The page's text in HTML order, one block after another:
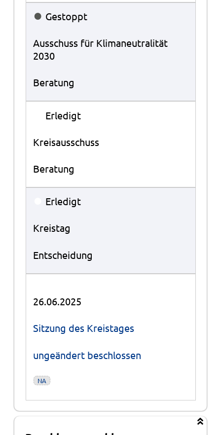
● Gestoppt
Ausschuss für Klimaneutralität
2030
Beratung
Erledigt
Kreisausschuss
Beratung
Erledigt
Kreistag
Entscheidung
26.06.2025
Sitzung des Kreistages
ungeändert beschlossen
NA